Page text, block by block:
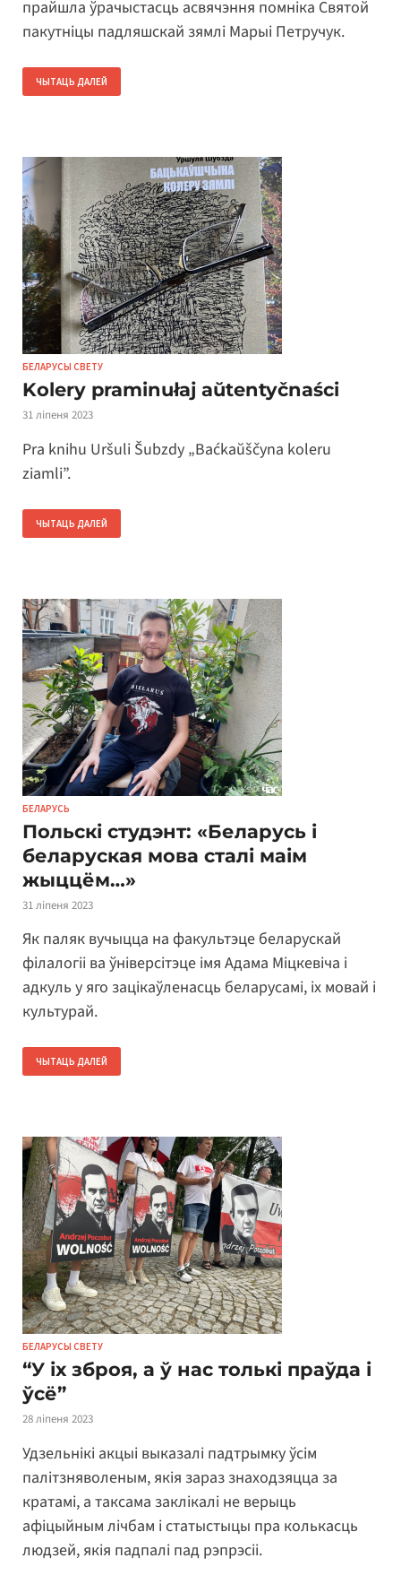
прайшла ўрачыстасць асвячэння помніка Святой
пакутніцы падляшскай зямлі Марыі Петручук.
ЧЫТАЦЬ ДАЛЕЙ
БЕЛАРУСЫ СВЕТУ
Kolery praminułaj aŭtentyčnaści
31 ліпеня 2023
Pra knihu Uršuli Šubzdy „Baćkaŭščyna koleru
ziamli”.
ЧЫТАЦЬ ДАЛЕЙ
БЕЛАРУСЬ
Польскі студэнт: «Беларусь і
беларуская мова сталі маім
жыццём…»
31 ліпеня 2023
Як паляк вучыцца на факультэце беларускай
філалогіі ва ўніверсітэце імя Адама Міцкевіча і
адкуль у яго зацікаўленасць беларусамі, іх мовай і
культурай.
ЧЫТАЦЬ ДАЛЕЙ
БЕЛАРУСЫ СВЕТУ
“У іх зброя, а ў нас толькі праўда і
ўсё”
28 ліпеня 2023
Удзельнікі акцыі выказалі падтрымку ўсім
палітзняволеным, якія зараз знаходзяцца за
кратамі, а таксама заклікалі не верыць
афіцыйным лічбам і статыстыцы пра колькасць
людзей, якія падпалі пад рэпрэсіі.